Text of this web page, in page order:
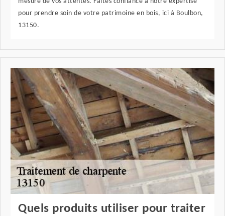
pour prendre soin de votre patrimoine en bois, ici à Boulbon,
13150.
Quels produits utiliser pour traiter